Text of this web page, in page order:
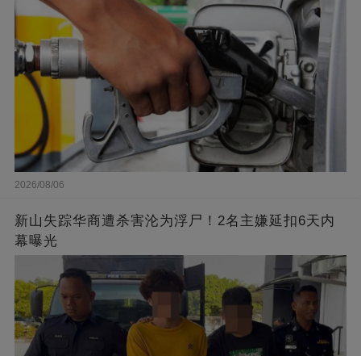
2026/08/06
新山失踪华商遭杀害沦为浮尸！2名主嫌延扣6天内
幕曝光